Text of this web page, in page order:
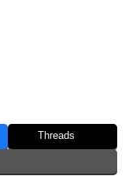
Threads